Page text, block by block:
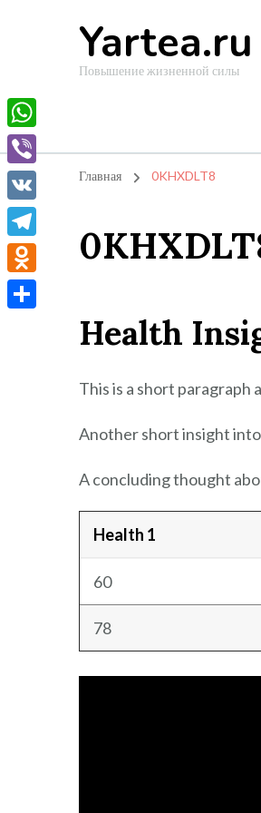
Yartea.ru
Повышение жизненной силы
Главная 0KHXDLT8
Health
This is a short
Another short insight
A concluding thought
Health 1
60
78
WhatsApp
Viber
VK
Telegram
Odnoklassniki
Отправить